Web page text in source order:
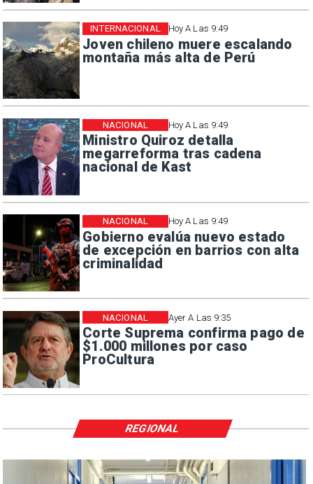
Hoy A Las 9:49
Joven chileno muere escalando
montaña más alta de Perú
INTERNACIONAL
Hoy A Las 9:49
Ministro Quiroz detalla
megarreforma tras cadena
nacional de Kast
NACIONAL
Hoy A Las 9:49
Gobierno evalúa nuevo estado
de excepción en barrios con alta
criminalidad
NACIONAL
Ayer A Las 9:35
Corte Suprema confirma pago de
$1.000 millones por caso
ProCultura
NACIONAL
REGIONAL